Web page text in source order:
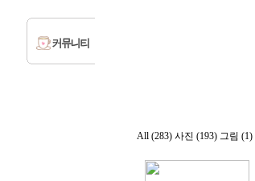
All (283) 사진 (193) 그림 (1)